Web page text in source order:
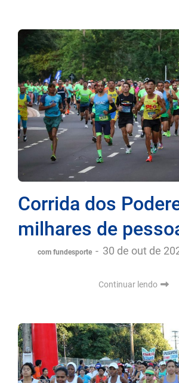
Corrida dos
milhares de
com fundesporte - 30 de out de
Continuar lendo